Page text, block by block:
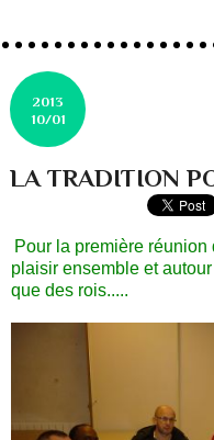
2013
10/01
LA TRADITION
Pour la première
plaisir ensemble et
que des rois.....